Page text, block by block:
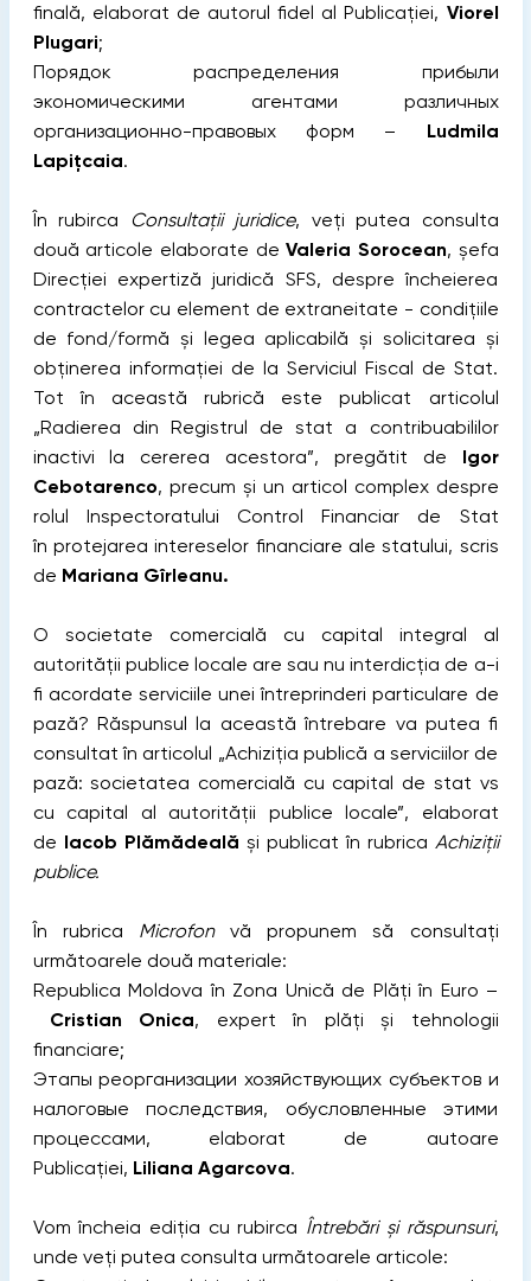
finală, elaborat de autorul fidel al Publicației, Viorel
Plugari;
Порядок распределения прибыли
экономическими агентами различных
организационно-правовых форм – Ludmila
Lapițcaia.
În rubirca Consultații juridice, veți putea consulta
două articole elaborate deValeria Sorocean, șefa
Direcției expertiză juridică SFS, despre încheierea
contractelor cu element de extraneitate - condițiile
de fond/formă și legea aplicabilă și solicitarea și
obținerea informației de la Serviciul Fiscal de Stat.
Tot în această rubrică este publicat articolul
„Radierea din Registrul de stat a contribuabililor
inactivi la cererea acestora”, pregătit de Igor
Cebotarenco, precum și un articol complex despre
rolul Inspectoratului Control Financiar de Stat
în protejarea intereselor financiare ale statului, scris
de Mariana Gîrleanu.
O societate comercială cu capital integral al
autorității publice locale are sau nu interdicția de a-i
fi acordate serviciile unei întreprinderi particulare de
pază? Răspunsul la această întrebare va putea fi
consultat în articolul „Achiziția publică a serviciilor de
pază: societatea comercială cu capital de stat vs
cu capital al autorității publice locale”, elaborat
de Iacob Plămădeală și publicat în rubrica Achiziții
publice.
În rubrica Microfonvă propunem să consultați
următoarele două materiale:
Republica Moldova în Zona Unică de Plăți în Euro –
Cristian Onica, expert în plăți și tehnologii
financiare;
Этапы реорганизации хозяйствующих субъектов и
налоговые последствия, обусловленные этими
процессами, elaborat de autoare
Publicației, Liliana Agarcova.
Vom încheia ediția cu rubirca Întrebări și răspunsuri,
unde veți putea consulta următoarele articole: